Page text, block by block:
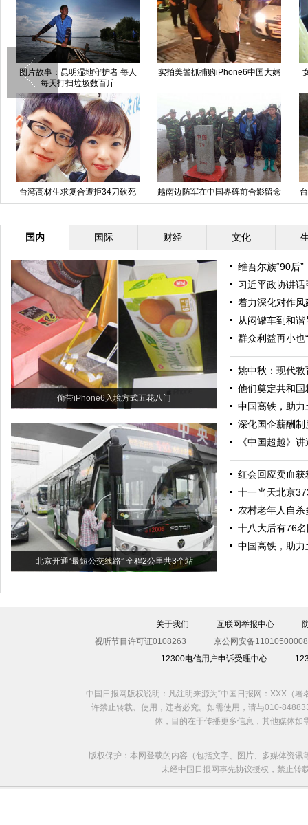
图片故事：昆明湿地守护者 每人
每天打扫垃圾数百斤
实拍美警抓捕购iPhone6中国大妈
台湾高材生求复合遭拒34刀砍死
女友
越南边防军在中国界碑前合影留念
国内 国际 财经 文化
偷带iPhone6入境方式五花八门
北京开通“最短公交线路” 全程2公里共3个站
维吾尔族“90后
习近平政协讲
着力深化对作
从闷罐车到和
群众利益再小也
姚中秋：现代
他们奠定共和
中国高铁，助力
深化国企薪酬制
《中国超越》
红会回应卖血
十一当天北京
农村老年人自
十八大后有76
中国高铁，助力
关于我们 互联网举报中心
视听节目许可证0108263
京公网安备
12300电信用户申诉受理中心
中国日报网版权说明：凡注明来源为“中国日报网：XXX（
许禁止转载、使用，违者必究。如需使用，请与010-
体，目的在于传播更多信息，其他媒体
版权保护：本网登载的内容（包括文字、图片、多媒体资
未经中国日报网事先协议授权，禁止转